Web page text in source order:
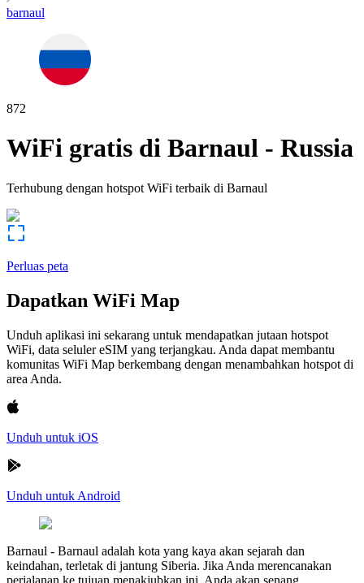
barnaul
872
WiFi gratis di Barnaul - Russia
Terhubung dengan hotspot WiFi terbaik di Barnaul
Perluas peta
Dapatkan WiFi Map
Unduh aplikasi ini sekarang untuk mendapatkan jutaan hotspot
WiFi, data seluler eSIM yang terjangkau. Anda dapat membantu
komunitas WiFi Map berkembang dengan menambahkan hotspot di
area Anda.
Unduh untuk iOS
Unduh untuk Android
Barnaul - Barnaul adalah kota yang kaya akan sejarah dan
keindahan, terletak di jantung Siberia. Jika Anda merencanakan
perjalanan ke tujuan menakjubkan ini, Anda akan senang